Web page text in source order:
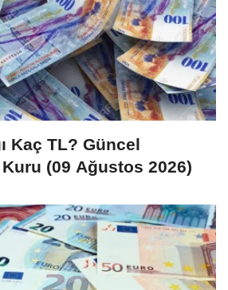
Kaç TL? Güncel
(09 Ağustos 2026)